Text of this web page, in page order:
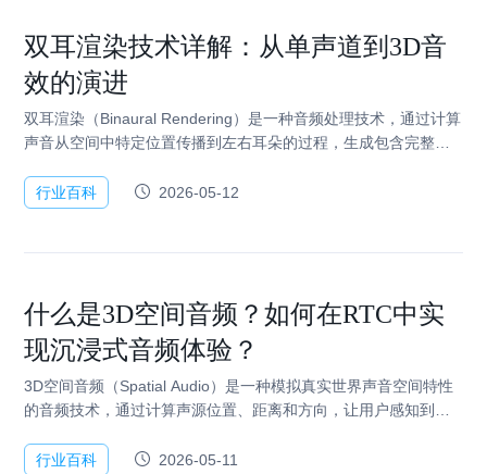
双耳渲染技术详解：从单声道到3D音
效的演进
双耳渲染（Binaural Rendering）是一种音频处理技术，通过计算
声音从空间中特定位置传播到左右耳朵的过程，生成包含完整空
索解读为三维…
行业百科 2026-05-12
什么是3D空间音频？如何在RTC中实
现沉浸式音频体验？
3D空间音频（Spatial Audio）是一种模拟真实世界声音空间特性
的音频技术，通过计算声源位置、距离和方向，让用户感知到声
整。在实时音视频…
行业百科 2026-05-11